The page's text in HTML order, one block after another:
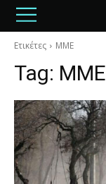
Ετικέτες ΜΜΕ
Tag: ΜΜΕ